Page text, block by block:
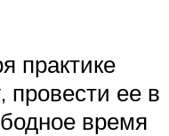
практике
провести ее в
время